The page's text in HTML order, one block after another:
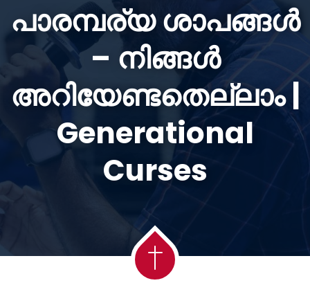
പാരമ്പര്യ ശാപങ്ങൾ
– നിങ്ങൾ
അറിയേണ്ടതെല്ലാം |
Generational
Curses